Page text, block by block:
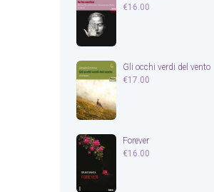
€16.00
Gli occhi verdi del vento
€17.00
Forever
€16.00